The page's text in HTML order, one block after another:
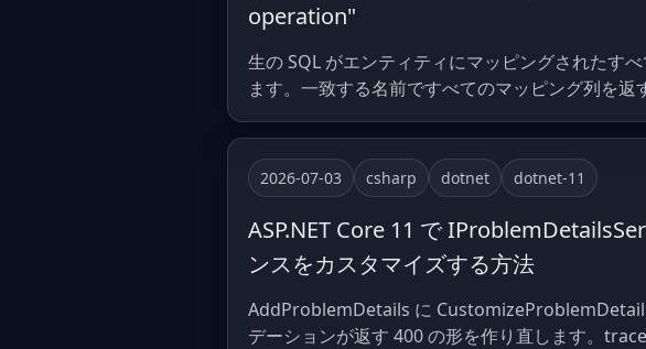
operation"
生の SQL がエンティティにマッピングされたす
ます。一致する名前ですべてのマッピング列を返
2026-07-03 csharp dotnet dotnet-11
ASP.NET Core 11 で
ンスをカスタマイズする方法
AddProblemDetails に
デーションが返す 400 の形を作り直します。